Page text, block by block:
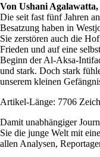
Von Ushani
Die seit fast fünf Jahren
Besatzung haben in
Sie zerstören auch die
Frieden und auf eine
Beginn der Al-Aksa-
und stark. Doch stark
unserem kleinen
Artikel-Länge: 7706
Damit unabhängiger
Sie die junge Welt mit
allen Analysen,